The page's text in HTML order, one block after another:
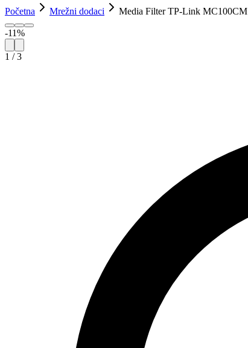
Početna
Mrežni dodaci Media Filter TP-Link MC100CM
-11%
1 /3